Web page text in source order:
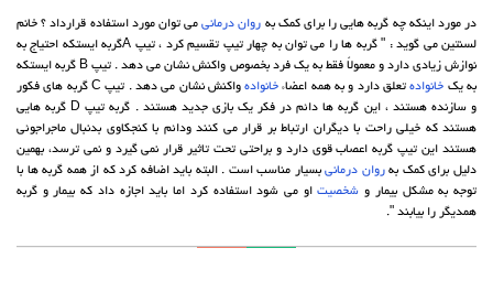
در مورد اینکه چه گربه هایی را برای کمک به روان درمانیمی توان مورد استفاده قرارداد ؟ خانم
لسنتین می گوید : " گربه ها را می توان به چهار تیپ تقسیم کرد ، تیپ Aگربه ایستکه احتیاج به
نوازش زیادی دارد و معمولاً فقط به یک فرد بخصوص واکنش نشان می دهد . تیپ B گربه ایستکه
به یک خانوادهتعلق دارد و به همه اعضاء خانواده
واکنش نشان می دهد . تیپ C گربه های فکور
و سازنده هستند ، این گربه ها دائم در فکر یک بازی جدید هستند . گربه تیپ D گربه هایی
هستند که خیلی راحت با دیگران ارتباط بر قرار می کنند ودائم با کنجکاوی بدنبال ماجراجوئی
هستند این تیپ گربه اعصاب قوی دارد و براحتی تحت تاثیر قرار نمی گیرد و نمی ترسد، بهمین
دلیل برای کمک بهروان درمانیبسیار مناسب است . البته باید اضافه کرد که از همه گربه ها با
توجه به مشکل بیمار و شخصیتاو می شود استفاده کرد اما باید اجازه داد که بیمار و گربه
همدیگر را بیابند ".